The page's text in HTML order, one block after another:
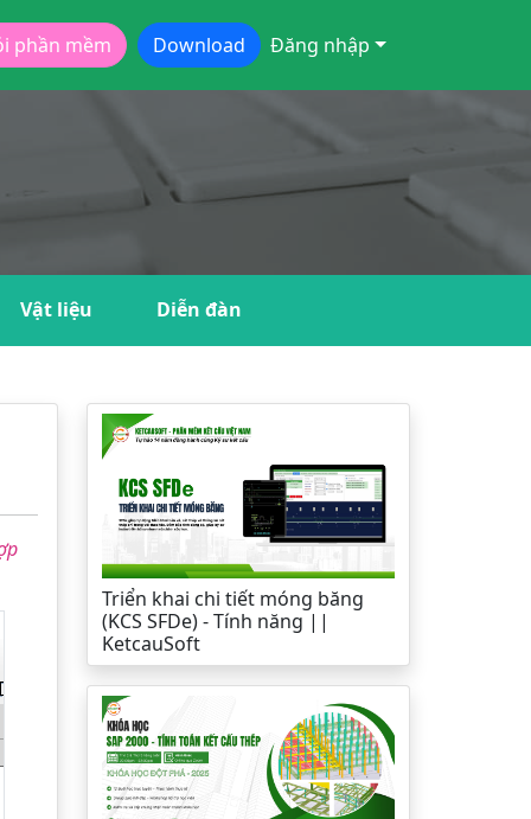
phần mềm Download Đăng nhập
Vật liệu Diễn đàn
Triển khai chi tiết móng băng
(KCS SFDe) - Tính năng ||
KetcauSoft